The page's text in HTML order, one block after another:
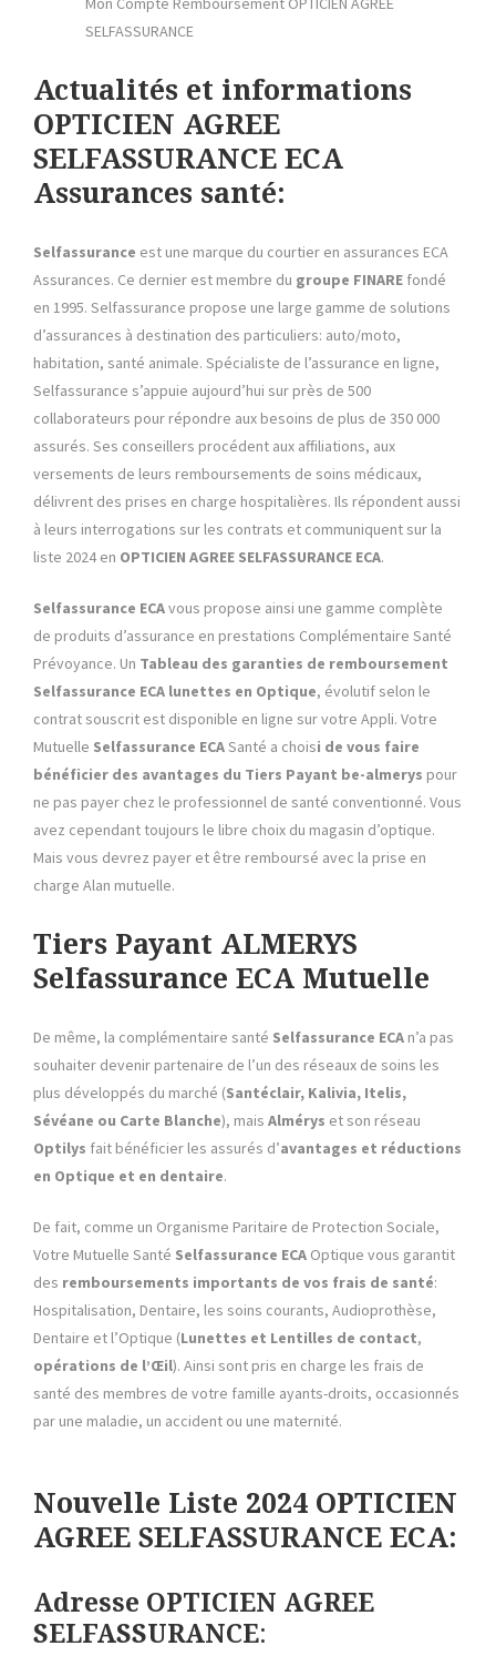
SELFASSURANCE
Actualités et informations
OPTICIEN AGREE
SELFASSURANCE ECA
Assurances santé:
Selfassurance est une marque du courtier en assurances ECA
Assurances. Ce dernier est membre du groupe FINARE fondé
en 1995. Selfassurance propose une large gamme de solutions
d’assurances à destination des particuliers: auto/moto,
habitation, santé animale. Spécialiste de l’assurance en ligne,
Selfassurance s’appuie aujourd’hui sur près de 500
collaborateurs pour répondre aux besoins de plus de 350 000
assurés. Ses conseillers procédent aux affiliations, aux
versements de leurs remboursements de soins médicaux,
délivrent des prises en charge hospitalières. Ils répondent aussi
à leurs interrogations sur les contrats et communiquent sur la
liste 2024 en OPTICIEN AGREE SELFASSURANCE ECA.
Selfassurance ECAvous propose ainsi une gamme complète
de produits d’assurance en prestations Complémentaire Santé
Prévoyance. Un Tableau des garanties de remboursement
Selfassurance ECA lunettes en Optique, évolutif selon le
contrat souscrit est disponible en ligne sur votre Appli. Votre
Mutuelle Selfassurance ECASanté a choisi de vous faire
bénéficier des avantages du Tiers Payant be-almerys pour
ne pas payer chez le professionnel de santé conventionné. Vous
avez cependant toujours le libre choix du magasin d’optique.
Mais vous devrez payer et être remboursé avec la prise en
charge Alan mutuelle.
Tiers Payant ALMERYS
Selfassurance ECA Mutuelle
De même, la complémentaire santé Selfassurance ECA n’a pas
souhaiter devenir partenaire de l’un des réseaux de soins les
plus développés du marché (Santéclair, Kalivia, Itelis,
Sévéane ou Carte Blanche), mais Almérys et son réseau
Optilys fait bénéficier les assurés d’avantages et réductions
en Optique et en dentaire.
De fait, comme un Organisme Paritaire de Protection Sociale,
Votre Mutuelle Santé Selfassurance ECA Optique vous garantit
des remboursements importants de vos frais de santé:
Hospitalisation, Dentaire, les soins courants, Audioprothèse,
Dentaire et l’Optique (Lunettes et Lentilles de contact,
opérations de l’Œil). Ainsi sont pris en charge les frais de
santé des membres de votre famille ayants-droits, occasionnés
par une maladie, un accident ou une maternité.
Nouvelle Liste 2024 OPTICIEN
AGREE SELFASSURANCE ECA:
Adresse OPTICIEN AGREE
SELFASSURANCE: